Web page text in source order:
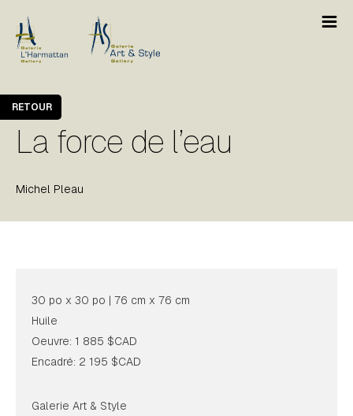
La force de l’eau
Michel Pleau
RETOUR
30 po x 30 po | 76 cm x 76 cm
Huile
Oeuvre: 1 885 $CAD
Encadré: 2 195 $CAD
Galerie Art & Style